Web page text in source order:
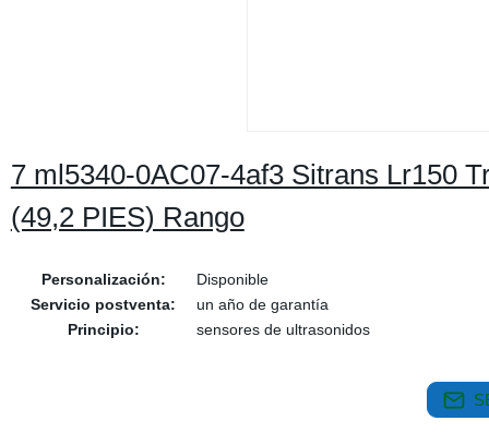
7 ml5340-0AC07-4af3 Sitrans Lr150
(49,2 PIES) Rango
Personalización:
Disponible
Servicio postventa:
un año de garantía
Principio:
sensores de ultrasonidos